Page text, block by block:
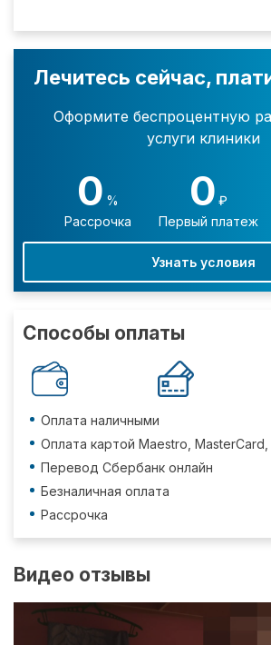
Лечитесь сейчас,
Оформите беспроцентную
услуги клиники
0 %
Рассрочка
0 ₽
Первый платеж
Узнать условия
Способы оплаты
Оплата наличными
Оплата картой Maestro,
Перевод Сбербанк онлайн
Безналичная оплата
Рассрочка
Видео отзывы